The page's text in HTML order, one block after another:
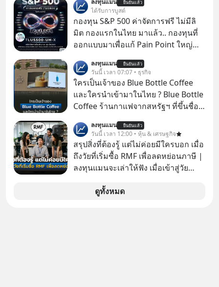
ลงทุนแมน ยืนยันแล้ว
ได้รับการบูสต์
กองทุน S&P 500 ค่าจัดการฟรี ไม่มีลิ
มิต กองแรกในไทย มาแล้ว.. กองทุนที่
ออกแบบมาเพื่อแก้ Pain Point ใหญ่
ลงทุนแมน ยืนยันแล้ว
วันนี้ เวลา 07:07 • ธุรกิจ
ใครเป็นเจ้าของ Blue Bottle Coffee
และใครนำเข้ามาในไทย ? Blue Bottle
Coffee ร้านกาแฟจากสหรัฐฯ ที่ขึ้นชื่อ
แรกในประเทศไทย ที่ Central Park
ลงทุนแมน ยืนยันแล้ว
วันนี้ เวลา 12:00 • หุ้น & เศรษฐกิจ
สรุปสิ่งที่ต้องรู้ แต่ไม่ค่อยมีใครบอก เมื่อ
ถึงวัยที่เริ่มซื้อ RMF เพื่อลดหย่อนภาษี |
ลงทุนแมนจะเล่าให้ฟัง เมื่อเข้าสู่วัย
ดูทั้งหมด